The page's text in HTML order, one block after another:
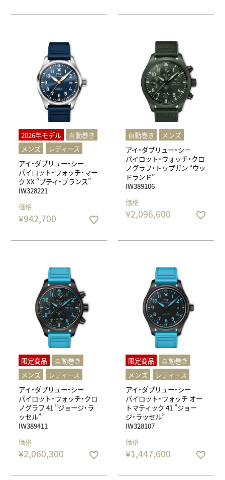
2026年モデル
⾃動巻き
メンズ
レディース
アイ・ダブリュー・シー
パイロット・ウォッチ・マー
ク XX “プティ・プランス”
IW328221
価格
¥942,700
⾃動巻き
メンズ
アイ・ダブリュー・シー
パイロット・ウォッチ・クロ
ノグラフ・トップガン “ウッ
ドランド”
IW389106
価格
¥2,096,600
限定商品
⾃動巻き
メンズ
レディース
アイ・ダブリュー・シー
パイロット・ウォッチ・クロ
ノグラフ 41 ”ジョージ・ラ
ッセル”
IW389411
価格
¥2,060,300
限定商品
⾃動巻き
メンズ
レディース
アイ・ダブリュー・シー
パイロット・ウォッチ オー
トマティック 41 ”ジョー
ジ・ラッセル”
IW328107
価格
¥1,447,600